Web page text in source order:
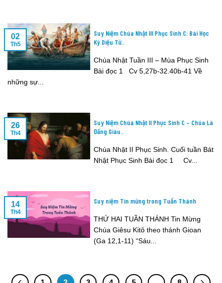
Suy Niệm Chúa Nhật III Phục Sinh C: Bài Học
Kỳ Diệu Từ..
Chúa Nhật Tuần III – Mùa Phục Sinh
Bài đọc 1 Cv 5,27b-32.40b-41 Về
những sự...
02
Th5
Suy Niệm Chúa Nhật II Phục Sinh C – Chúa Là
Đấng Giàu..
Chúa Nhật II Phục Sinh. Cuối tuần Bát
Nhật Phục Sinh Bài đọc 1 Cv...
26
Th4
Suy niệm Tin mừng trong Tuần Thánh
THỨ HAI TUẦN THÁNH Tin Mừng
Chúa Giêsu Kitô theo thánh Gioan
(Ga 12,1-11) “Sáu...
14
Th4